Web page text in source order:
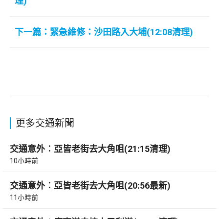
下一篇：緊急維修：沙田路入大埔(12:08清理)
更多交通新聞
交通意外︰亞皆老街去大角咀(21:15清理)
10小時前
交通意外︰亞皆老街去大角咀(20:56最新)
11小時前